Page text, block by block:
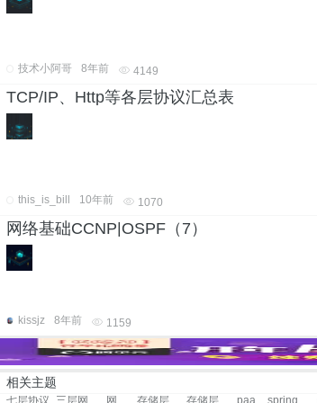
技术小阿哥
8年前 4149
TCP/IP、Http等各层协议汇总表
this_is_bill
10年前 1070
网络基础CCNP|OSPF（7）
kissjz
8年前 1159
相关主题
七层协议 存储层 存储层